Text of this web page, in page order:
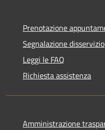
Prenotazione
Segnalazione disservizio
Leggi le FAQ
Richiesta assistenza
Amministrazione